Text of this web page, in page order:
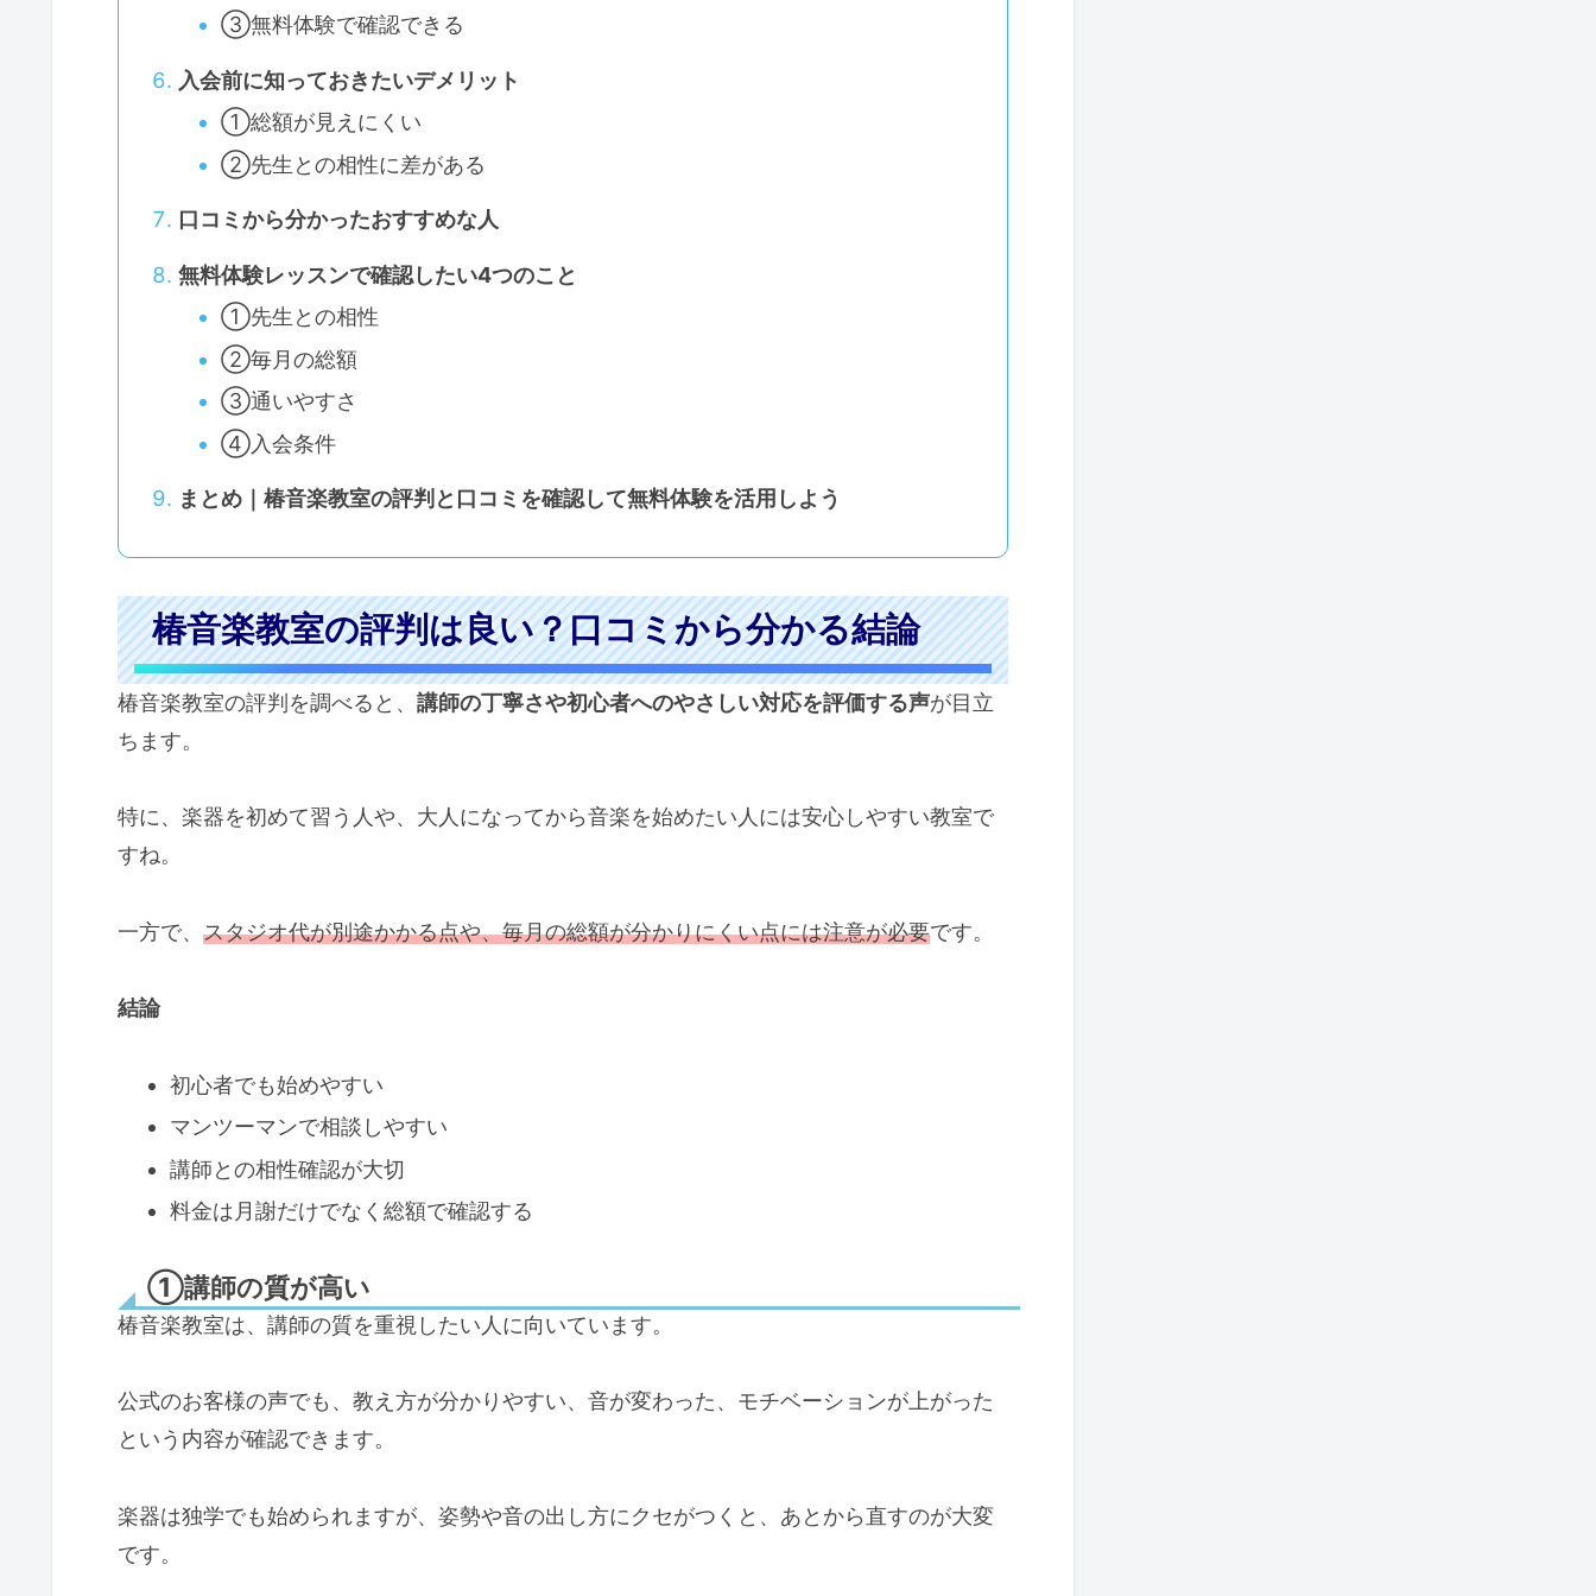
③無料体験で確認できる
入会前に知っておきたいデメリット
①総額が見えにくい
②先生との相性に差がある
口コミから分かったおすすめな人
無料体験レッスンで確認したい4つのこと
①先生との相性
②毎月の総額
③通いやすさ
④入会条件
まとめ｜椿音楽教室の評判と口コミを確認して無料体験を活用しよう
椿音楽教室の評判は良い？口コミから分かる結論
椿音楽教室の評判を調べると、 講師の丁寧さや初心者へのやさしい対応を評価する声が目立
ちます。
特に、楽器を初めて習う人や、大人になってから音楽を始めたい人には安心しやすい教室で
すね。
一方で、 スタジオ代が別途かかる点や、毎月の総額が分かりにくい点には注意が必要です。
結論
初心者でも始めやすい
マンツーマンで相談しやすい
講師との相性確認が大切
料金は月謝だけでなく総額で確認する
①講師の質が高い
椿音楽教室は、講師の質を重視したい人に向いています。
公式のお客様の声でも、教え方が分かりやすい、音が変わった、モチベーションが上がった
という内容が確認できます。
楽器は独学でも始められますが、姿勢や音の出し方にクセがつくと、あとから直すのが大変
です。